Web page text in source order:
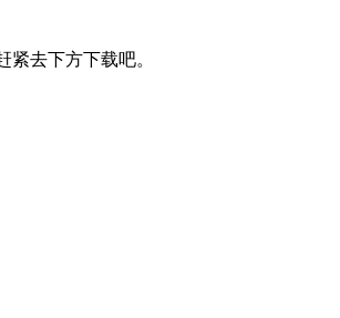
去下方下载吧。